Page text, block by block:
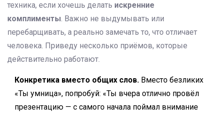
техника, если хочешь делать искренние
комплименты. Важно не выдумывать или
перебарщивать, а реально замечать то, что отличает
человека. Приведу несколько приёмов, которые
действительно работают.
Конкретика вместо общих слов. Вместо безликих
«Ты умница», попробуй: «Ты вчера отлично провёл
презентацию — с самого начала поймал внимание